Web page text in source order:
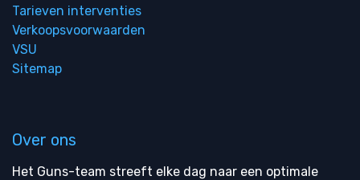
Tarieven interventies
Verkoopsvoorwaarden
VSU
Sitemap
Over ons
Het Guns-team streeft elke dag naar een optimale